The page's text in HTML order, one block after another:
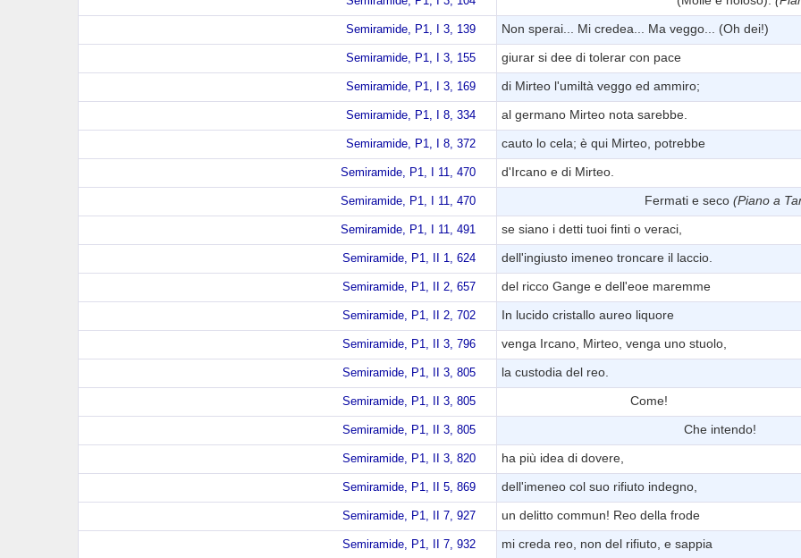
Semiramide, P1, I 3, 139 Non sperai... Mi credea... Ma veggo... (Oh dei!)
Semiramide, P1, I 3, 155 giurar si dee di tolerar con pace
Semiramide, P1, I 3, 169 di Mirteo l'umiltà veggo ed ammiro;
Semiramide, P1, I 8, 334 al germano Mirteo nota sarebbe.
Semiramide, P1, I 8, 372 cauto lo cela; è qui Mirteo, potrebbe
Semiramide, P1, I 11, 470 d'Ircano e di Mirteo.
Semiramide, P1, I 11, 470 Fermati e seco(Piano a
Semiramide, P1, I 11, 491 se siano i detti tuoi finti o veraci,
Semiramide, P1, II 1, 624 dell'ingiusto imeneo troncare il laccio.
Semiramide, P1, II 2, 657 del ricco Gange e dell'eoe maremme
Semiramide, P1, II 2, 702 In lucido cristallo aureo liquore
Semiramide, P1, II 3, 796 venga Ircano, Mirteo, venga uno stuolo,
Semiramide, P1, II 3, 805 la custodia del reo.
Semiramide, P1, II 3, 805 Come!
Semiramide, P1, II 3, 805 Che intendo!
Semiramide, P1, II 3, 820 ha più idea di dovere,
Semiramide, P1, II 5, 869 dell'imeneo col suo rifiuto indegno,
Semiramide, P1, II 7, 927 un delitto commun! Reo della frode
Semiramide, P1, II 7, 932 mi creda reo, non del rifiuto, e sappia